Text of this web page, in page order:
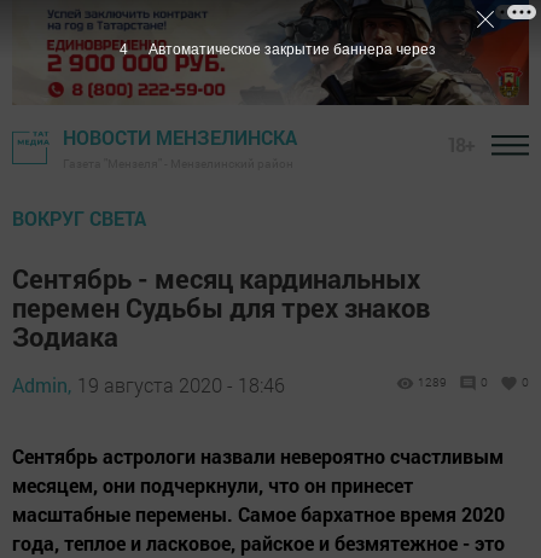
НОВОСТИ МЕНЗЕЛИНСКА
ВОКРУГ СВЕТА
Сентябрь - месяц кардинальных
перемен Судьбы для трех знаков
Зодиака
Admin, 19 августа 2020 - 18:46 1289 0 0
Сентябрь астрологи назвали невероятно счастливым
месяцем, они подчеркнули, что он принесет
масштабные перемены. Самое бархатное время 2020
года, теплое и ласковое, райское и безмятежное - это
3 Автоматическое закрытие баннера через